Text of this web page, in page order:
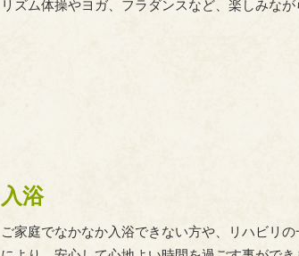
リズム体操やヨガ、フラダンスなど、楽しみな
入浴
ご家庭でなかなか入浴できない方や、リハビリ